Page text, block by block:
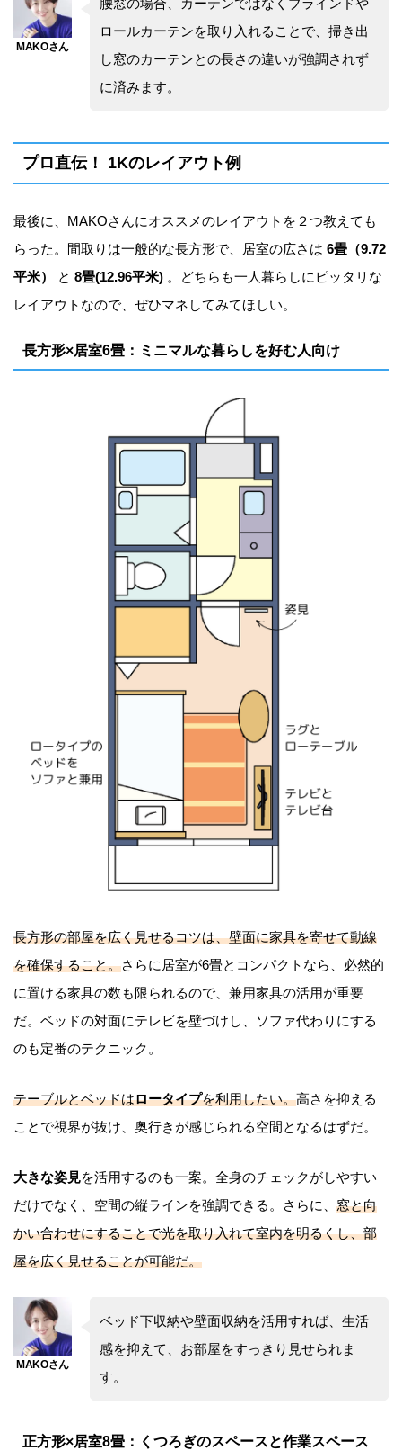
ロールカーテンを取り入れることで、掃き出
し窓のカーテンとの長さの違いが強調されず
に済みます。
プロ直伝！ 1Kのレイアウト例
最後に、MAKOさんにオススメのレイアウトを２つ教えても
らった。間取りは一般的な長方形で、居室の広さは 6畳（9.72
平米）
と 8畳(12.96平米) 。どちらも一人暮らしにピッタリな
レイアウトなので、ぜひマネしてみてほしい。
長方形×居室6畳：ミニマルな暮らしを好む人向け
長方形の部屋を広く見せるコツは、壁面に家具を寄せて動線
を確保すること。さらに居室が6畳とコンパクトなら、必然的
に置ける家具の数も限られるので、兼用家具の活用が重要
だ。ベッドの対面にテレビを壁づけし、ソファ代わりにする
のも定番のテクニック。
テーブルとベッドはロータイプを利用したい。高さを抑える
ことで視界が抜け、奥行きが感じられる空間となるはずだ。
大きな姿見を活用するのも一案。全身のチェックがしやすい
だけでなく、空間の縦ラインを強調できる。さらに、 窓と向
かい合わせにすることで光を取り入れて室内を明るくし、部
屋を広く見せることが可能だ。
ベッド下収納や壁面収納を活用すれば、生活
感を抑えて、お部屋をすっきり見せられま
す。
正方形×居室8畳：くつろぎのスペースと作業スペース